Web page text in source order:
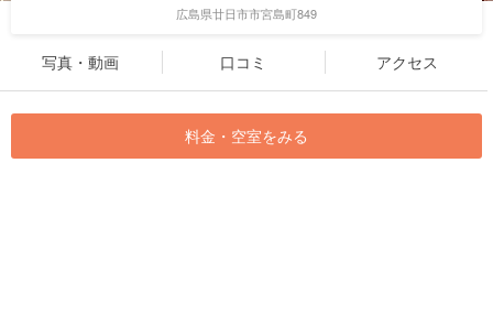
広島県廿日市市宮島町849
写真・動画 口コミ アクセス
料金・空室をみる